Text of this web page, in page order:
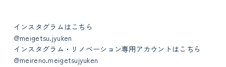
インスタグラムはこちら
@meigetsu.jyuken
インスタグラム・リノベーション専用アカウントはこちら
@meireno.meigetsujyuken